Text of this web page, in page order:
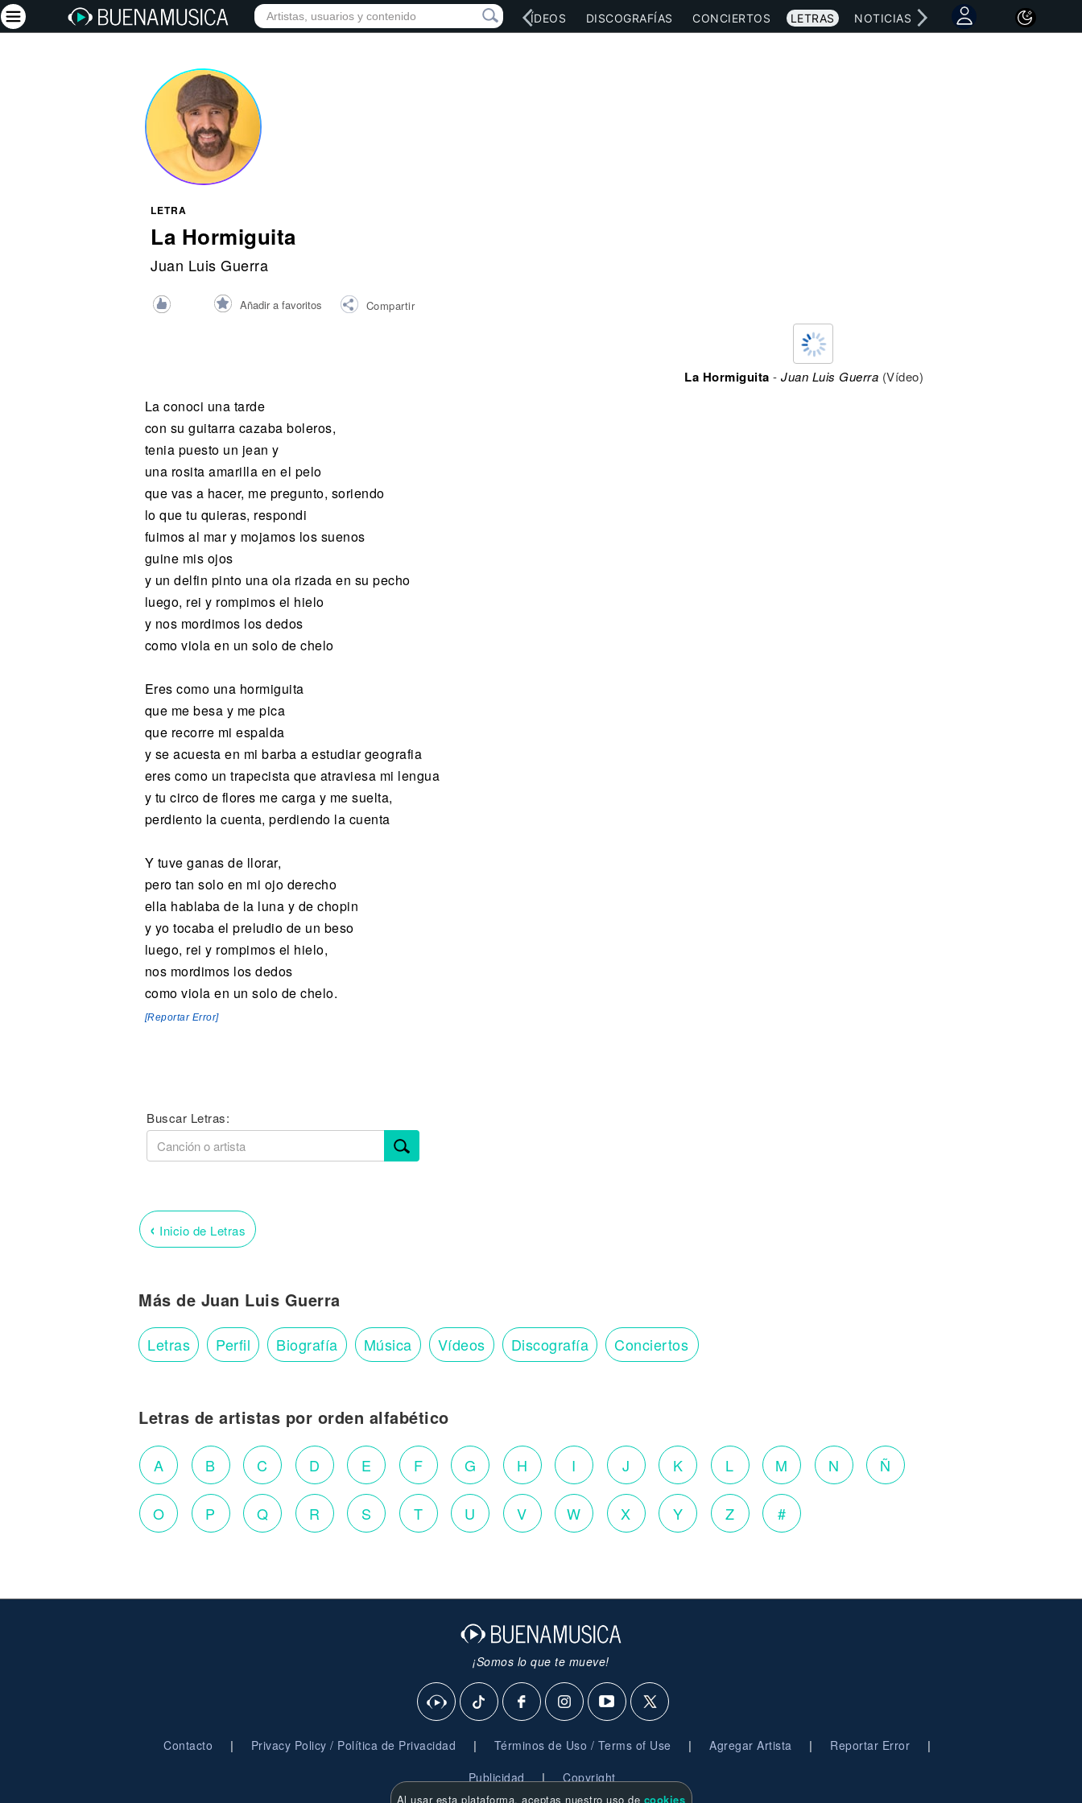
INICIO ARTISTAS RED SOCIAL MÚSICA VÍDEOS DISCOGRAFÍAS CONCIERTOS LETRAS NOTICIAS
LETRA
La Hormiguita
Juan Luis Guerra
Añadir a favoritos Compartir
La conoci una tarde
con su guitarra cazaba boleros,
tenia puesto un jean y
una rosita amarilla en el pelo
que vas a hacer, me pregunto, soriendo
lo que tu quieras, respondi
fuimos al mar y mojamos los suenos
guine mis ojos
y un delfin pinto una ola rizada en su pecho
luego, rei y rompimos el hielo
y nos mordimos los dedos
como viola en un solo de chelo
Eres como una hormiguita
que me besa y me pica
que recorre mi espalda
y se acuesta en mi barba a estudiar geografia
eres como un trapecista que atraviesa mi lengua
y tu circo de flores me carga y me suelta,
perdiento la cuenta, perdiendo la cuenta
Y tuve ganas de llorar,
pero tan solo en mi ojo derecho
ella hablaba de la luna y de chopin
y yo tocaba el preludio de un beso
luego, rei y rompimos el hielo,
nos mordimos los dedos
como viola en un solo de chelo.
[Reportar Error]
La Hormiguita -Juan Luis Guerra (Vídeo)
Buscar Letras:
‹ Inicio de Letras
Más de Juan Luis Guerra
Letras Perfil Biografía Música Vídeos Discografía Conciertos
Letras de artistas por orden alfabético
A B C D E F G H I J K L M N Ñ
O P Q R S T U V W X Y Z #
¡Somos lo que te mueve!
Contacto | Privacy Policy / Política de Privacidad | Términos de Uso / Terms of Use | Agregar Artista | Reportar Error |
Publicidad | Copyright
Al usar esta plataforma, aceptas nuestro uso de cookies